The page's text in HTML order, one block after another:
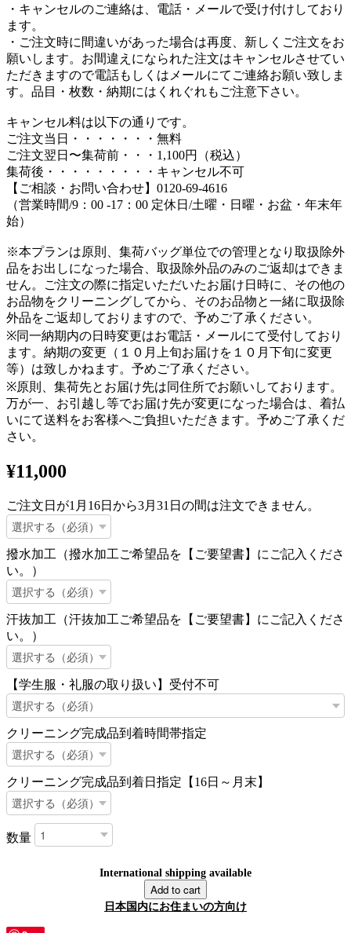
・キャンセルのご連絡は、電話・メールで受け付けしており
ます。
・ご注文時に間違いがあった場合は再度、新しくご注文をお
願いします。お間違えになられた注文はキャンセルさせてい
ただきますので電話もしくはメールにてご連絡お願い致しま
す。品目・枚数・納期にはくれぐれもご注意下さい。
キャンセル料は以下の通りです。
ご注文当日・・・・・・・無料
ご注文翌日〜集荷前・・・1,100円（税込）
集荷後・・・・・・・・・キャンセル不可
【ご相談・お問い合わせ】0120-69-4616
（営業時間/9：00 -17：00 定休日/土曜・日曜・お盆・年末年
始）
※本プランは原則、集荷バッグ単位での管理となり取扱除外
品をお出しになった場合、取扱除外品のみのご返却はできま
せん。ご注文の際に指定いただいたお届け日時に、その他の
お品物をクリーニングしてから、そのお品物と一緒に取扱除
外品をご返却しておりますので、予めご了承ください。
※同一納期内の日時変更はお電話・メールにて受付しており
ます。納期の変更（１０月上旬お届けを１０月下旬に変更
等）は致しかねます。予めご了承ください。
※原則、集荷先とお届け先は同住所でお願いしております。
万が一、お引越し等でお届け先が変更になった場合は、着払
いにて送料をお客様へご負担いただきます。予めご了承くだ
さい。
¥11,000
ご注文日が1月16日から3月31日の間は注文できません。
撥水加工（撥水加工ご希望品を【ご要望書】にご記入くださ
い。）
汗抜加工（汗抜加工ご希望品を【ご要望書】にご記入くださ
い。）
【学生服・礼服の取り扱い】受付不可
クリーニング完成品到着時間帯指定
クリーニング完成品到着日指定【16日～月末】
数量
International shipping available
Add to cart
日本国内にお住まいの方向け